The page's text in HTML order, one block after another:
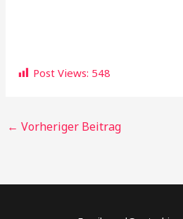
Post Views: 548
← Vorheriger Beitrag